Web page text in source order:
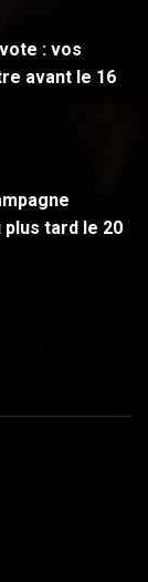
: vos
avant le 16
tard le 20